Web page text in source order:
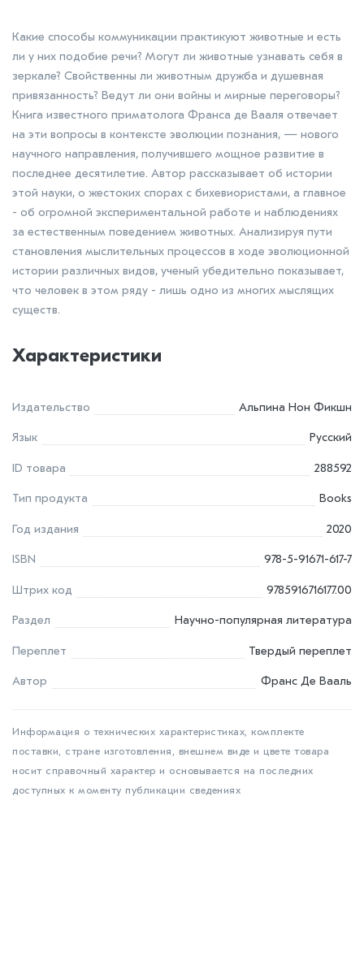
Какие способы коммуникации практикуют животные и есть
ли у них подобие речи? Могут ли животные узнавать себя в
зеркале? Свойственны ли животным дружба и душевная
привязанность? Ведут ли они войны и мирные переговоры?
Книга известного приматолога Франса де Вааля отвечает
на эти вопросы в контексте эволюции познания, — нового
научного направления, получившего мощное развитие в
последнее десятилетие. Автор рассказывает об истории
этой науки, о жестоких спорах с бихевиористами, а главное
- об огромной экспериментальной работе и наблюдениях
за естественным поведением животных. Анализируя пути
становления мыслительных процессов в ходе эволюционной
истории различных видов, ученый убедительно показывает,
что человек в этом ряду - лишь одно из многих мыслящих
существ.
Характеристики
Издательство Альпина Нон Фикшн
Язык Русский
ID товара 288592
Тип продукта Books
Год издания 2020
ISBN 978-5-91671-617-7
Штрих код 9785916716177.00
Раздел Научно-популярная литература
Переплет Твердый переплет
Автор Франс Де Вааль
Информация о технических характеристиках, комплекте
поставки, стране изготовления, внешнем виде и цвете товара
носит справочный характер и основывается на последних
доступных к моменту публикации сведениях